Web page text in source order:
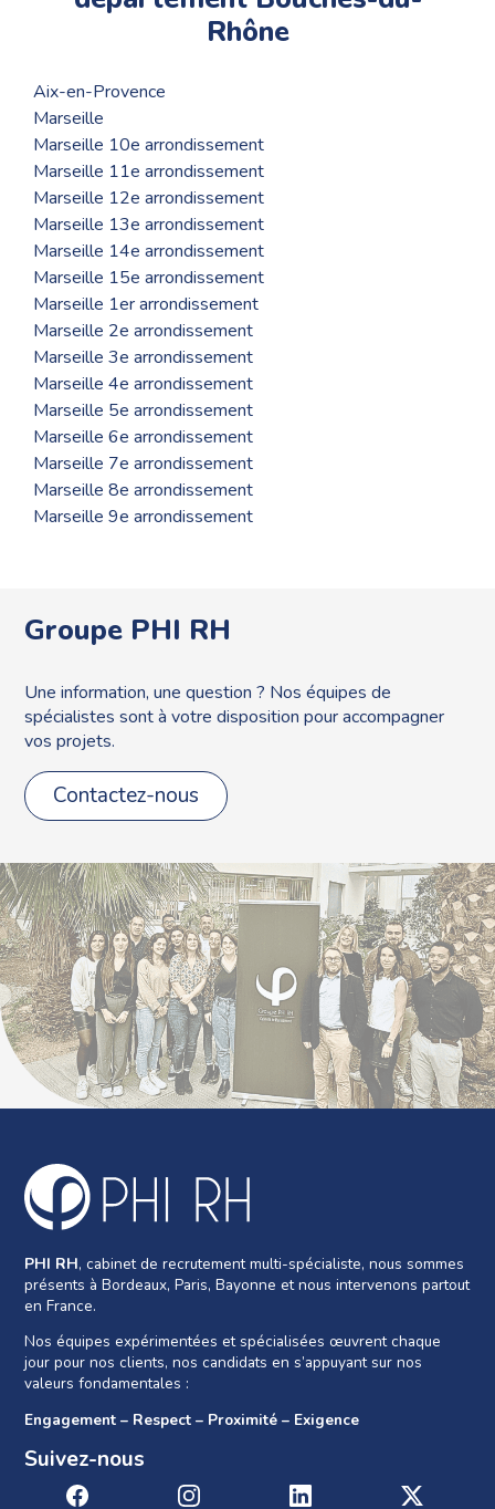
Rhône
Aix-en-Provence
Marseille
Marseille 10e arrondissement
Marseille 11e arrondissement
Marseille 12e arrondissement
Marseille 13e arrondissement
Marseille 14e arrondissement
Marseille 15e arrondissement
Marseille 1er arrondissement
Marseille 2e arrondissement
Marseille 3e arrondissement
Marseille 4e arrondissement
Marseille 5e arrondissement
Marseille 6e arrondissement
Marseille 7e arrondissement
Marseille 8e arrondissement
Marseille 9e arrondissement
Groupe PHI RH
Une information, une question ? Nos équipes de
spécialistes sont à votre disposition pour accompagner
vos projets.
Contactez-nous
PHI RH, cabinet de recrutement multi-spécialiste, nous sommes
présents à Bordeaux, Paris, Bayonne et nous intervenons partout
en France.
Nos équipes expérimentées et spécialisées œuvrent chaque
jour pour nos clients, nos candidats en s’appuyant sur nos
valeurs fondamentales :
Engagement – Respect – Proximité – Exigence
Suivez-nous